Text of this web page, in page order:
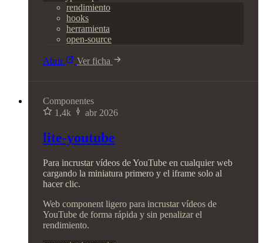
rendimiento
hooks
herramienta
open-source
Abrir Ver ficha
Componentes
1,4k
abr 2026
lite-youtube
Para incrustar vídeos de YouTube en cualquier web
cargando la miniatura primero y el iframe solo al
hacer clic.
Web component ligero para incrustar vídeos de
YouTube de forma rápida y sin penalizar el
rendimiento.